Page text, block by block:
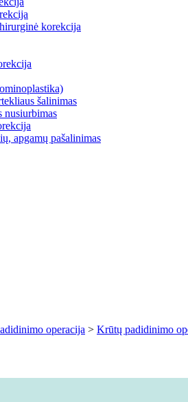
korekcija
šalinimas
nusiurbimas
apgamų pašalinimas
operacija > Krūtų padidinimo